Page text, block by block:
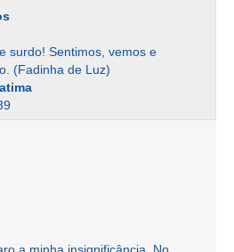
surdo! Sentimos, vemos e
(Fadinha de Luz)